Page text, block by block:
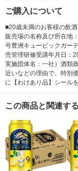
ご購入について
■20歳未満のお客様の飲
販売場の名称及び所在地
号豊洲キュービックガー
売管理研修受講年月日：
実施団体名：一社）酒類
近いなどの理由で、特別
に【わけあり品】シール
この商品と関連す